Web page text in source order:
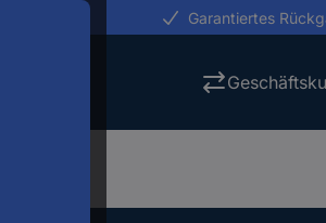
Garantiertes